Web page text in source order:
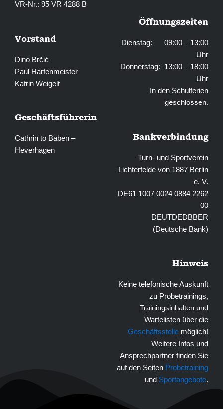
VR-Nr.: 95 VR 4288 B
Vorstand
Dino Brčić
Paul Harfenmeister
Katrin Weigelt
Geschäftsführerin
Cathrin to Baben –
Heverhagen
Öffnungszeiten
Dienstag: 09:00 – 13:00
Uhr
Donnerstag: 13:00 – 18:00
Uhr
In den Schulferien
geschlossen.
Bankverbindung
Turn- und Sportverein
Lichterfelde von 1887 Berlin
e. V.
DE61 1007 0024 0884 2262
00
DEUTDEDBBER
(Deutsche Bank)
Hinweis
Keine telefonische Auskunft
zu Probetrainings,
Trainingsinhalten und
Wartelisten über die
Geschäftsstelle möglich!
Weitere Infos und
Ansprechpartner finden Sie
auf den Seiten Probetraining
und Sportangebote.